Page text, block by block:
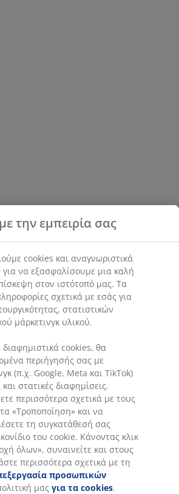
την εμπειρία σας
cookies και αναγνωριστικά
να εξασφαλίσουμε μια καλή
στον ιστότοπό μας. Τα
σχετικά με εσάς για
στατιστικών
μάρκετινγκ υλικού.
cookies, θα
περιήγησής σας με
(π.χ. Google, Meta και TikTok)
στατικές διαφημίσεις.
περισσότερα σχετικά με τους
«Τροποποίηση» και να
τη συγκατάθεσή σας
του cookie. Κάνοντας κλικ
όλων», συναινείτε και στους
περισσότερα σχετικά με τη
προσωπικών
μας για τα cookies.